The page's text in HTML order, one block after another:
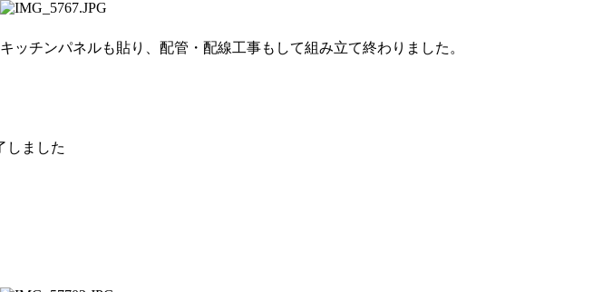
キッチンパネルも貼り、配管・配線工事もして組み立て終わりました。